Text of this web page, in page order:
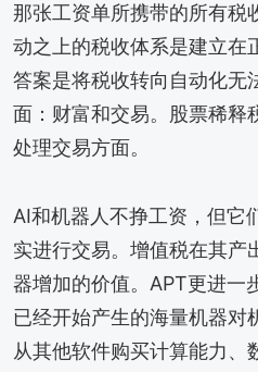
那张工资单所携带的所有税
动之上的税收体系是建立在
答案是将税收转向自动化无
面：财富和交易。股票稀释
处理交易方面。
AI和机器人不挣工资，但它
实进行交易。增值税在其产
器增加的价值。APT更进一
已经开始产生的海量机器
从其他软件购买计算能力、